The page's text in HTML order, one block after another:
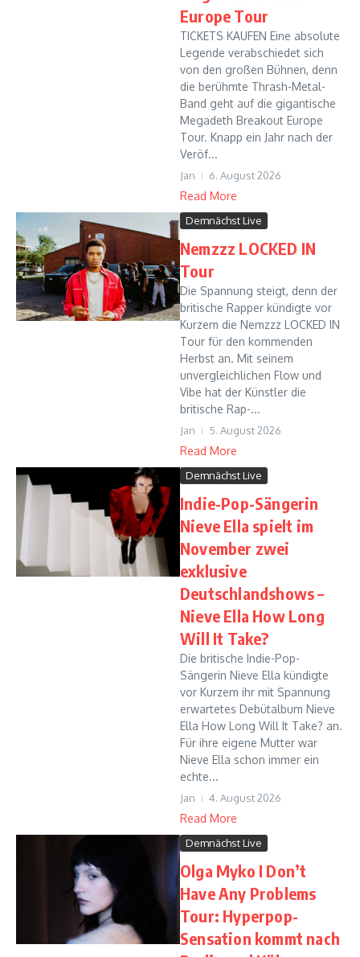
Europe Tour
TICKETS KAUFEN Eine absolute
Legende verabschiedet sich
von den großen Bühnen, denn
die berühmte Thrash-Metal-
Band geht auf die gigantische
Megadeth Breakout Europe
Tour. Knapp ein Jahr nach der
Veröf...
Jan 6. August 2026
Read More
Demnächst Live
Nemzzz LOCKED IN
Tour
Die Spannung steigt, denn der
britische Rapper kündigte vor
Kurzem die Nemzzz LOCKED IN
Tour für den kommenden
Herbst an. Mit seinem
unvergleichlichen Flow und
Vibe hat der Künstler die
britische Rap-...
Jan 5. August 2026
Read More
Demnächst Live
Indie-Pop-Sängerin
Nieve Ella spielt im
November zwei
exklusive
Deutschlandshows –
Nieve Ella How Long
Will It Take?
Die britische Indie-Pop-
Sängerin Nieve Ella kündigte
vor Kurzem ihr mit Spannung
erwartetes Debütalbum Nieve
Ella How Long Will It Take? an.
Für ihre eigene Mutter war
Nieve Ella schon immer ein
echte...
Jan 4. August 2026
Read More
Demnächst Live
Olga Myko I Don’t
Have Any Problems
Tour: Hyperpop-
Sensation kommt nach